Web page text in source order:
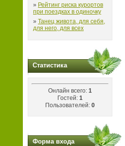
» Рейтинг риска курортов
при поездках в одиночку
» Танец живота, для себя,
для него, для всех
Статистика
Онлайн всего: 1
Гостей: 1
Пользователей: 0
Форма входа